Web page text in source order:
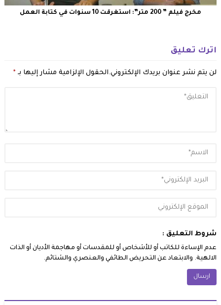
مخرج فيلم ” 200 متر”: استغرقت 10 سنوات في كتابة العمل
اترك تعليق
لن يتم نشر عنوان بريدك الإلكتروني.الحقول الإلزامية مشار إليها بـ *
شروط التعليق :
عدم الإساءة للكاتب أو للأشخاص أو للمقدسات أو مهاجمة الأديان أو الذات
الالهية. والابتعاد عن التحريض الطائفي والعنصري والشتائم.